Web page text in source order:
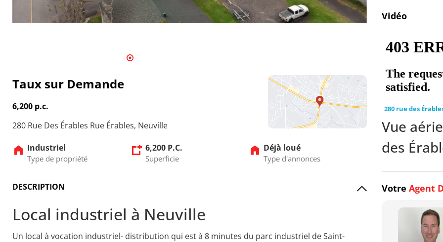
Taux sur Demande
6,200 p.c.
280 Rue Des Érables Rue Érables, Neuville
Industriel
Type de propriété
6,200 P.C.
Superficie
Déjà loué
Type d'annonces
DESCRIPTION
Local industriel à Neuville
Un local à vocation industriel- distribution qui est à 8 minutes du parc industriel de Saint-
Vidéo
280 rue des
Vue
des
Votre Agent